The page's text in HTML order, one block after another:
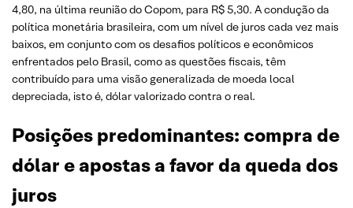
4,80, na última reunião do Copom, para R$ 5,30. A condução da
política monetária brasileira, com um nível de juros cada vez mais
baixos, em conjunto com os desafios políticos e econômicos
enfrentados pelo Brasil, como as questões fiscais, têm
contribuído para uma visão generalizada de moeda local
depreciada, isto é, dólar valorizado contra o real.
Posições predominantes: compra de
dólar e apostas a favor da queda dos
juros